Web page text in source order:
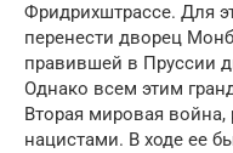
Фридрихштрассе. Для
перенести дворец
правившей в Пруссии
Однако всем этим
Вторая мировая
нацистами. В ходе ее